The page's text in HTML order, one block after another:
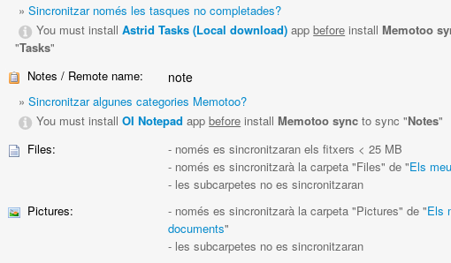
»Sincronitzar només les tasques no completades?
You must installAstrid Tasks (Local download) appbefore install Memotoo
"Tasks"
Notes / Remote name:
note
»Sincronitzar algunes categories Memotoo?
You must installOI Notepad appbefore install Memotoo sync to sync "Notes"
Files:
- només es sincronitzaran els fitxers < 25 MB
- només es sincronitzarà la carpeta "Files" de "Els
- les subcarpetes no es sincronitzaran
Pictures:
- només es sincronitzarà la carpeta "Pictures" de "Els
documents"
- les subcarpetes no es sincronitzaran